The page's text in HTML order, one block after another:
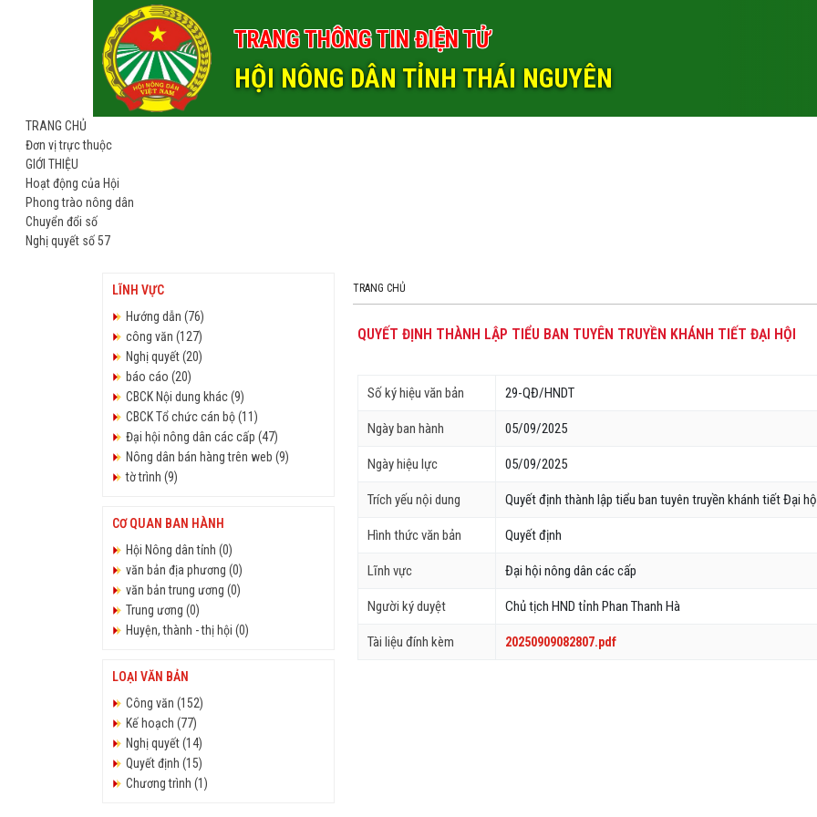
TRANG THÔNG TIN ĐIỆN TỬ
HỘI NÔNG DÂN TỈNH THÁI NGUYÊN
TRANG CHỦ
Đơn vị trực thuộc
GIỚI THIỆU
Hoạt động của Hội
Phong trào nông dân
Chuyển đổi số
Nghị quyết số 57
LĨNH VỰC
Hướng dẫn (76)
công văn (127)
Nghị quyết (20)
báo cáo (20)
CBCK Nội dung khác (9)
CBCK Tổ chức cán bộ (11)
Đại hội nông dân các cấp (47)
Nông dân bán hàng trên web (9)
tờ trình (9)
CƠ QUAN BAN HÀNH
Hội Nông dân tỉnh (0)
văn bản địa phương (0)
văn bản trung ương (0)
Trung ương (0)
Huyện, thành - thị hội (0)
LOẠI VĂN BẢN
Công văn (152)
Kế hoạch (77)
Nghị quyết (14)
Quyết định (15)
Chương trình (1)
TRANG CHỦ
QUYẾT ĐỊNH THÀNH LẬP TIỂU BAN TUYÊN TRUYỀN KHÁNH TIẾT ĐẠI HỘI
Số ký hiệu văn bản 29-QĐ/HNDT
Ngày ban hành 05/09/2025
Ngày hiệu lực 05/09/2025
Trích yếu nội dung Quyết định thành lập tiểu ban tuyên truyền khánh tiết Đại
Hình thức văn bản Quyết định
Lĩnh vực Đại hội nông dân các cấp
Người ký duyệt Chủ tịch HND tỉnh Phan Thanh Hà
Tài liệu đính kèm 20250909082807.pdf